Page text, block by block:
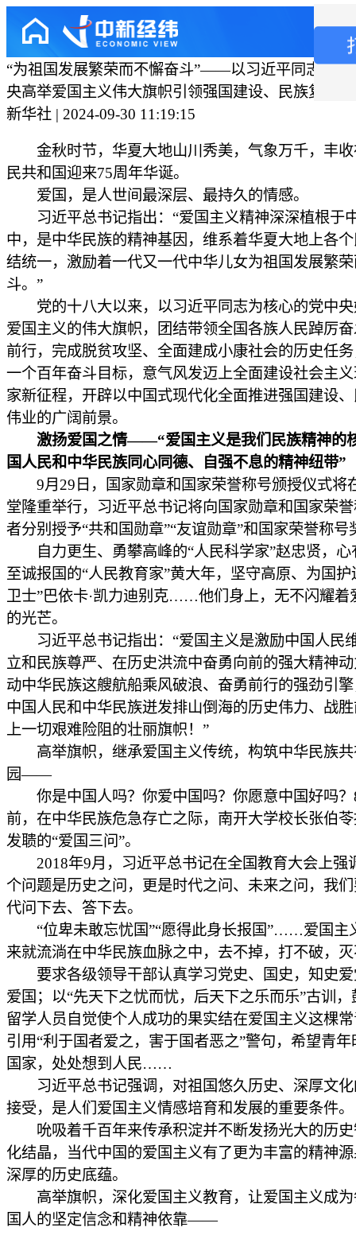
“为祖国发展繁荣而不懈奋斗”——以习近平同志为核
央高举爱国主义伟大旗帜引领强国建设、民族复兴
新华社 | 2024-09-30 11:19:15
金秋时节，华夏大地山川秀美，气象万千，丰收
民共和国迎来75周年华诞。
爱国，是人世间最深层、最持久的情感。
习近平总书记指出：“爱国主义精神深深植根于
中，是中华民族的精神基因，维系着华夏大地上各
结统一，激励着一代又一代中华儿女为祖国发展繁
斗。”
党的十八大以来，以习近平同志为核心的党中央
爱国主义的伟大旗帜，团结带领全国各族人民踔厉
前行，完成脱贫攻坚、全面建成小康社会的历史任
一个百年奋斗目标，意气风发迈上全面建设社会主
家新征程，开辟以中国式现代化全面推进强国建设
伟业的广阔前景。
激扬爱国之情——“爱国主义是我们民族精神的
国人民和中华民族同心同德、自强不息的精神纽带”
9月29日，国家勋章和国家荣誉称号颁授仪式将
堂隆重举行，习近平总书记将向国家勋章和国家荣
者分别授予“共和国勋章”“友谊勋章”和国家荣誉称号
自力更生、勇攀高峰的“人民科学家”赵忠贤，心
至诚报国的“人民教育家”黄大年，坚守高原、为国护
卫士”巴依卡·凯力迪别克……他们身上，无不闪耀着
的光芒。
习近平总书记指出：“爱国主义是激励中国人民
立和民族尊严、在历史洪流中奋勇向前的强大精神
动中华民族这艘航船乘风破浪、奋勇前行的强劲引
中国人民和中华民族迸发排山倒海的历史伟力、战
上一切艰难险阻的壮丽旗帜！”
高举旗帜，继承爱国主义传统，构筑中华民族共
园——
你是中国人吗？你爱中国吗？你愿意中国好吗？
前，在中华民族危急存亡之际，南开大学校长张伯
发聩的“爱国三问”。
2018年9月，习近平总书记在全国教育大会上强
个问题是历史之问，更是时代之问、未来之问，我
代问下去、答下去。
“位卑未敢忘忧国”“愿得此身长报国”……爱国主
来就流淌在中华民族血脉之中，去不掉，打不破，
要求各级领导干部认真学习党史、国史，知史爱
爱国；以“先天下之忧而忧，后天下之乐而乐”古训，
留学人员自觉使个人成功的果实结在爱国主义这棵
引用“利于国者爱之，害于国者恶之”警句，希望青年
国家，处处想到人民……
习近平总书记强调，对祖国悠久历史、深厚文化
接受，是人们爱国主义情感培育和发展的重要条件。
吮吸着千百年来传承积淀并不断发扬光大的历史
化结晶，当代中国的爱国主义有了更为丰富的精神
深厚的历史底蕴。
高举旗帜，深化爱国主义教育，让爱国主义成为
国人的坚定信念和精神依靠——